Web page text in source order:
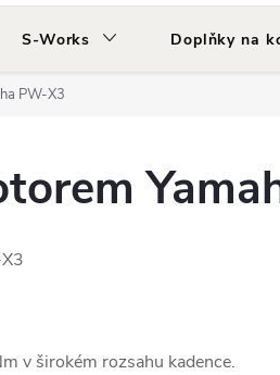
S-Works Doplňky na
PW-X3
v širokém rozsahu kadence.